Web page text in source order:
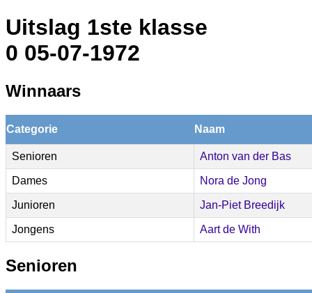
Uitslag 1ste klasse
0 05-07-1972
Winnaars
Categorie Naam
Senioren Anton van der Bas
Dames Nora de Jong
Junioren Jan-Piet Breedijk
Jongens Aart de With
Senioren